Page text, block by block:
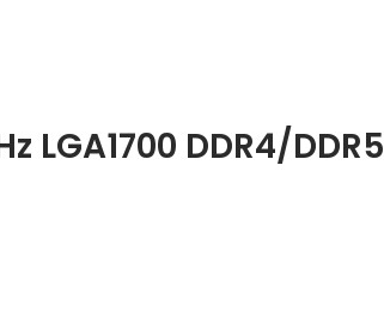
LGA1700 DDR4/DDR5